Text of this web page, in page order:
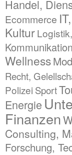
Handel,
Ecommerce
Kultur
Kommunikation
Wellness
Recht,
Polizei Sport
Energie
Finanzen
Consulting,
Forschung,